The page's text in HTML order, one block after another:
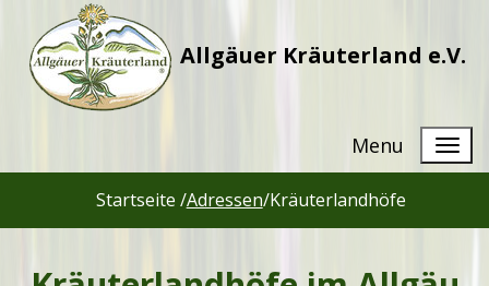
Allgäuer Kräuterland e.V.
Menu
Startseite /Adressen/Kräuterlandhöfe